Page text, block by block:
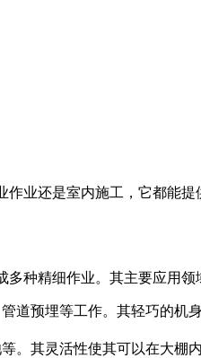
业还是室内施工，它都能
种精细作业。其主要应用领
道预埋等工作。其轻巧的机
。其灵活性使其可以在大棚